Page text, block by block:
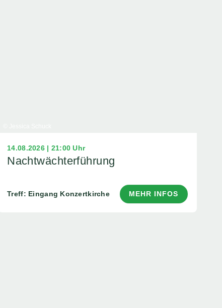
14.08.2026 | 21:00 Uhr
Nachtwächterführung
Treff: Eingang Konzertkirche MEHR INFOS